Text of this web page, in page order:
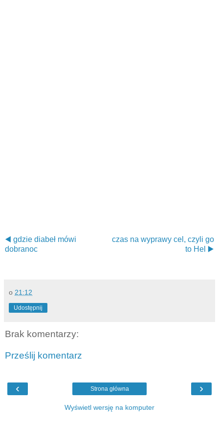
◀️ gdzie diabeł mówi
dobranoc
czas na wyprawy cel, czyli go
to Hel ▶️
o 21:12
Udostępnij
Brak komentarzy:
Prześlij komentarz
‹ ›
Strona główna
Wyświetl wersję na komputer